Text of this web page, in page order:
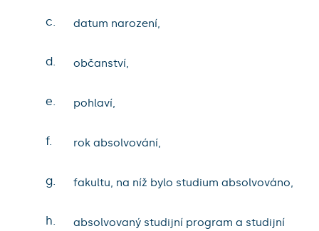
c. datum narození,
d. občanství,
e. pohlaví,
f. rok absolvování,
g. fakultu, na níž bylo studium absolvováno,
h.
absolvovaný studijní program a studijní